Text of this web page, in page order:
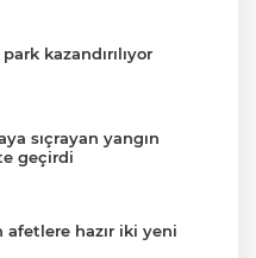
kazandırılıyor
sıçrayan yangın
geçirdi
afetlere hazır iki yeni